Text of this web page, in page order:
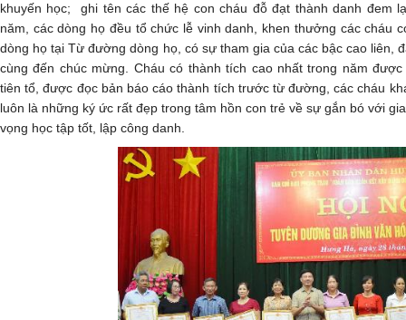
khuyến học; ghi tên các thế hệ con cháu đỗ đạt thành danh đem
năm, các dòng họ đều tổ chức lễ vinh danh, khen thưởng các cháu
dòng họ tại Từ đường dòng họ, có sự tham gia của các bậc cao liên,
cùng đến chúc mừng. Cháu có thành tích cao nhất trong năm
tiên tổ, được đọc bản báo cáo thành tích trước từ đường, các cháu
luôn là những ký ức rất đẹp trong tâm hồn con trẻ về sự gắn bó với
vọng học tập tốt, lập công danh.